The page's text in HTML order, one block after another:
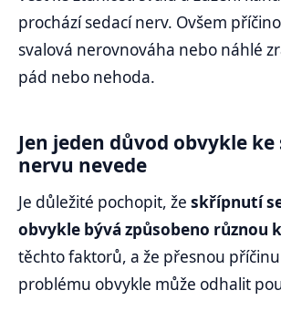
prochází sedací nerv. Ovšem
svalová nerovnováha nebo náhlé
pád nebo nehoda.
Jen jeden důvod obvykle
nervu nevede
Je důležité pochopit, že skřípnutí
obvykle bývá způsobeno různou
těchto faktorů, a že přesnou
problému obvykle může odhalit